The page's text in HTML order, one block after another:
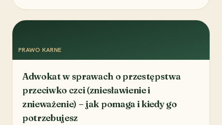
PRAWO KARNE
Adwokat w sprawach o przestępstwa
przeciwko czci (zniesławienie i
znieważenie) – jak pomaga i kiedy go
potrzebujesz